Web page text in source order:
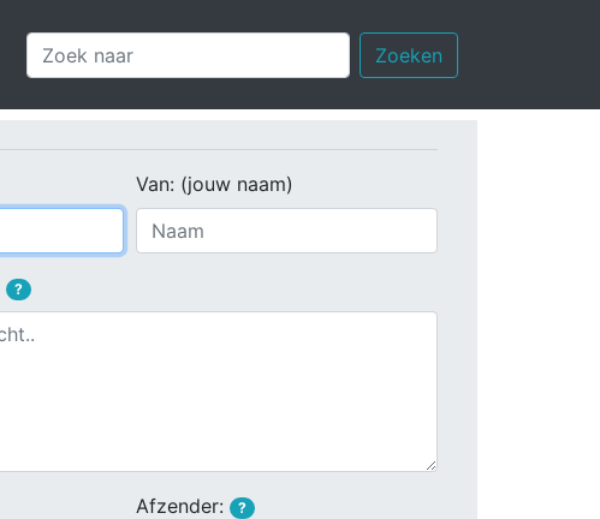
Zoeken
Van: (jouw naam)
?
Afzender: ?